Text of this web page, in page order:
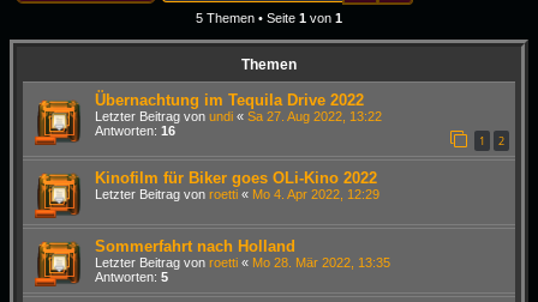
5 Themen • Seite 1 von 1
Themen
Übernachtung im Tequila Drive 2022
Letzter Beitrag von undi « Sa 27. Aug 2022, 13:22
Antworten: 16
1 2
Kinofilm für Biker goes OLi-Kino 2022
Letzter Beitrag von roetti « Mo 4. Apr 2022, 12:29
Sommerfahrt nach Holland
Letzter Beitrag von roetti « Mo 28. Mär 2022, 13:35
Antworten: 5